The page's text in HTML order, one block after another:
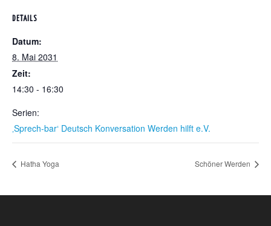
DETAILS
Datum:
8. Mai 2031
Zeit:
14:30 - 16:30
Serien:
‚Sprech-bar‘ Deutsch Konversation Werden hilft e.V.
Hatha Yoga Schöner Werden